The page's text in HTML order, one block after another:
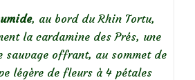
, au bord du Rhin Tortu,
la cardamine des Prés, une
sauvage offrant, au sommet de
légère de fleurs à 4 pétales